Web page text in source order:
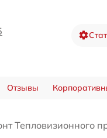
Отзывы
Тепловизионного